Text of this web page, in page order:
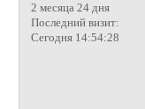
2 месяца 24 дня
Последний визит:
Сегодня 14:54:28